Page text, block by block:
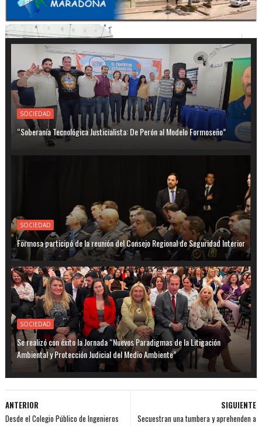
SOCIEDAD
“Soberanía Tecnológica Justicialista: De Perón al Modelo Formoseño”
SOCIEDAD
Formosa participó de la reunión del Consejo Regional de Seguridad Interior
SOCIEDAD
Se realizó con éxito la Jornada “Nuevos Paradigmas de la Litigación
Ambiental y Protección Judicial del Medio Ambiente”
SIGUIENTE
Secuestran una tumbera y aprehenden a
ANTERIOR
Desde el Colegio Público de Ingenieros